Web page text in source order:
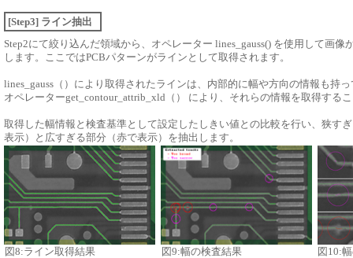
[Step3] ライン抽出
Step2にて絞り込んだ領域から、オペレーター lines_gauss() を使用して画像
します。ここではPCBパターンがラインとして取得されます。
lines_gauss（）により取得されたラインは、内部的に幅や方向の情報も持
オペレーターget_contour_attrib_xld（） により、それらの情報を取得する
取得した幅情報と検査基準として設定したしきい値との比較を行い、狭す
表示）と広すぎる部分（赤で表示）を抽出します。
図8:ライン取得結果 図9:幅の検査結果
図10: